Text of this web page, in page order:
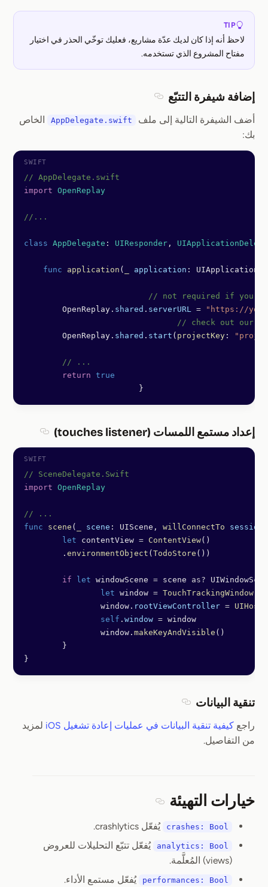
TIP
لاحظ أنه إذا كان لديك عدّة مشاريع، فعليك توخّي الحذر في اختيار
مفتاح المشروع الذي تستخدمه.
إضافة شيفرة التتبّع
أضف الشيفرة التالية إلى ملف
AppDelegate.swift
الخاص
بك:
// AppDelegate.swift
import OpenReplay
//...
class AppDelegate : UIResponder ,
    func
application ( application : UIApplication,
// not required if
        OpenReplay.
shared . serverURL = "https://
// check out
        OpenReplay.
shared . start ( projectKey :
        // ...
        return
true
			}
إعداد مستمع اللمسات (touches listener)
// SceneDelegate.Swift
import OpenReplay
// ...
func scene ( scene : UIScene, willConnectTo session
	let
contentView = ContentView()
	.
environmentObject ( TodoStore ())
	if
let windowScene = scene as?
		let
window = TouchTrackingWindow
		window.
rootViewController =
		self
. window = window
		window.
makeKeyAndVisible ()
	}
}
تنقية البيانات
راجع كيفية تنقية البيانات في عمليات إعادة تشغيل iOS
لمزيد
من التفاصيل.
خيارات التهيئة
crashes: Bool يُفعّل crashlytics.
analytics: Bool
يُفعّل تتبّع التحليلات للعروض
(views) المُعلَّمة.
performances: Bool يُفعّل مستمع الأداء.